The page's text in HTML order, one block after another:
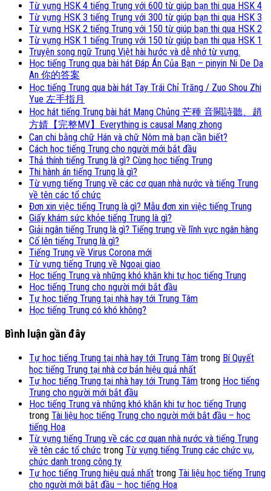
Từ vựng HSK 4 tiếng Trung với 600 từ giúp bạn thi qua HSK 4
Từ vựng HSK 3 tiếng Trung với 300 từ giúp bạn thi qua HSK 3
Từ vựng HSK 2 tiếng Trung với 150 từ giúp bạn thi qua HSK 2
Từ vựng HSK 1 tiếng Trung với 150 từ giúp bạn thi qua HSK 1
Truyện song ngữ Trung Việt hài hước và dễ nhớ từ vựng.
Học tiếng Trung qua bài hát Đáp Án Của Bạn – pinyin Ni De Da
An 你的答案
Học tiếng Trung qua bài hát Tay Trái Chỉ Trăng / Zuo Shou Zhi
Yue 左手指月
Học hát tiếng Trung bài hát Mang Chủng 芒種 音闕詩聽、趙
方婧【完整MV】Everything is causal Mang zhong
Can chi bằng chữ Hán và chữ Nôm mà bạn cần biết?
Cách học tiếng Trung cho người mới bắt đầu
Thả thính tiếng Trung là gì? Cùng học tiếng Trung
Thi hành án tiếng Trung là gì?
Từ vựng tiếng Trung về các cơ quan nhà nước và tiếng Trung
về tên các tổ chức
Đơn xin việc tiếng Trung là gì? Mẫu đơn xin việc tiếng Trung
Giấy khám sức khỏe tiếng Trung là gì?
Giải ngân tiếng Trung là gì? Tiếng trung về lĩnh vực ngân hàng
Cố lên tiếng Trung là gì?
Tiếng Trung về Virus Corona mới
Từ vựng tiếng Trung về Ngoại giao
Học tiếng Trung và những khó khăn khi tự học tiếng Trung
Học tiếng Trung cho người mới bắt đầu
Tự học tiếng Trung tại nhà hay tới Trung Tâm
Học tiếng Trung có khó không?
Bình luận gần đây
Tự học tiếng Trung tại nhà hay tới Trung Tâm trong Bí Quyết
học tiếng Trung tại nhà cơ bản hiệu quả nhất
Tự học tiếng Trung tại nhà hay tới Trung Tâm trong Học tiếng
Trung cho người mới bắt đầu
Học tiếng Trung và những khó khăn khi tự học tiếng Trung
trong Tài liệu học tiếng Trung cho người mới bắt đầu – học
tiếng Hoa
Từ vựng tiếng Trung về các cơ quan nhà nước và tiếng Trung
về tên các tổ chức trong Từ vựng tiếng Trung các chức vụ,
chức danh trong công ty
Tự học tiếng Trung hiệu quả nhất trong Tài liệu học tiếng Trung
cho người mới bắt đầu – học tiếng Hoa